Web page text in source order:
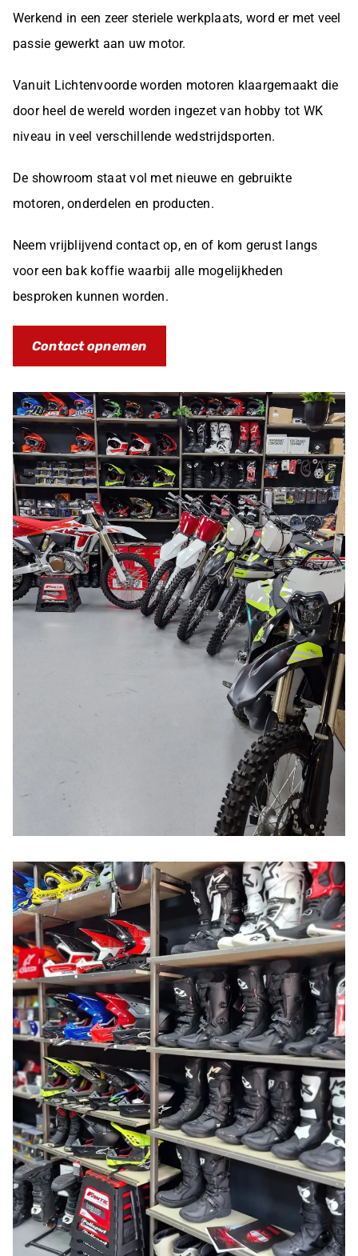
Werkend in een zeer steriele werkplaats, word er met veel
passie gewerkt aan uw motor.
Vanuit Lichtenvoorde worden motoren klaargemaakt die
door heel de wereld worden ingezet van hobby tot WK
niveau in veel verschillende wedstrijdsporten.
De showroom staat vol met nieuwe en gebruikte
motoren, onderdelen en producten.
Neem vrijblijvend contact op, en of kom gerust langs
voor een bak koffie waarbij alle mogelijkheden
besproken kunnen worden.
Contact opnemen